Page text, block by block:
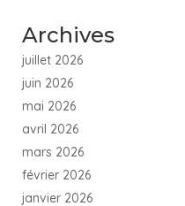
Archives
juillet 2026
juin 2026
mai 2026
avril 2026
mars 2026
février 2026
janvier 2026